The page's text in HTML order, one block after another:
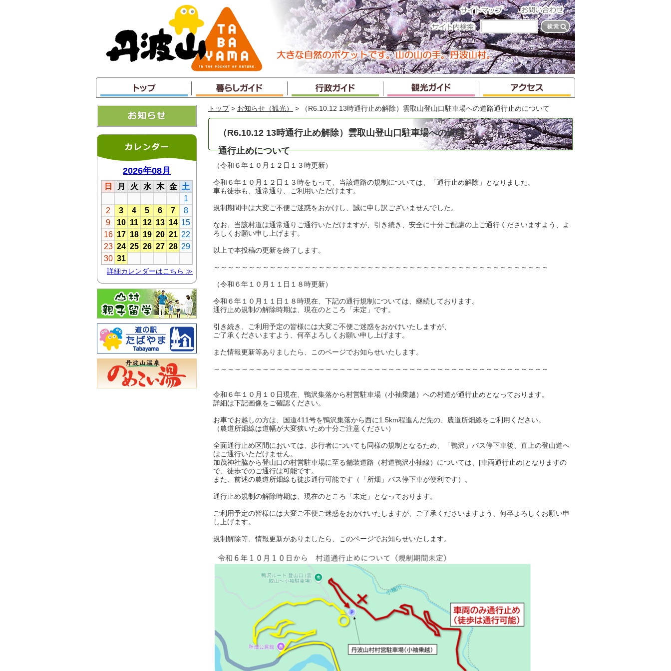
ャ
ン
プ
トップ > お知らせ（観光） > （R6.10.12 13時通行止め解除）雲取山登山口駐車場への道路通行止めについて
（R6.10.12 13時通行止め解除）雲取山登山口駐車場への道路
通行止めについて
（令和６年１０月１２日１３時更新）
令和６年１０月１２日１３時をもって、当該道路の規制については、「通行止め解除」となりました。
車も徒歩も、通常通り、ご利用いただけます。
規制期間中は大変ご不便ご迷惑をおかけし、誠に申し訳ございませんでした。
なお、当該村道は通常通りご通行いただけますが、引き続き、安全に十分ご配慮の上ご通行くださいますよう、よ
ろしくお願い申し上げます。
以上で本投稿の更新を終了します。
～～～～～～～～～～～～～～～～～～～～～～～～～～～～～～～～～～～～～～～～～～～～～～～～
（令和６年１０月１１日１８時更新）
令和６年１０月１１日１８時現在、下記の通行規制については、継続しております。
通行止め規制の解除時期は、現在のところ「未定」です。
引き続き、ご利用予定の皆様には大変ご不便ご迷惑をおかけいたしますが、
ご了承くださいますよう、何卒よろしくお願い申し上げます。
また情報更新等ありましたら、このページでお知らせいたします。
～～～～～～～～～～～～～～～～～～～～～～～～～～～～～～～～～～～～～～～～～～～～～～～～
令和６年１０月１０日現在、鴨沢集落から村営駐車場（小袖乗越）への村道が通行止めとなっております。
詳細は下記画像をご確認ください。
お車でお越しの方は、国道411号を鴨沢集落から西に1.5km程進んだ先の、農道所畑線をご利用ください。
（農道所畑線は道幅が大変狭いため十分ご注意ください）
全面通行止め区間においては、歩行者についても同様の規制となるため、「鴨沢」バス停下車後、直上の登山道へ
はご通行いただけません。
加茂神社脇から登山口の村営駐車場に至る舗装道路（村道鴨沢小袖線）については、[車両通行止め]となりますの
で、徒歩でのご通行は可能です。
また、前述の農道所畑線も徒歩通行可能です（「所畑」バス停下車が便利です）。
通行止め規制の解除時期は、現在のところ「未定」となっております。
ご利用予定の皆様には大変ご不便ご迷惑をおかけいたしますが、ご了承くださいますよう、何卒よろしくお願い申
し上げます。
規制解除等、情報更新がありましたら、このページでお知らせいたします。